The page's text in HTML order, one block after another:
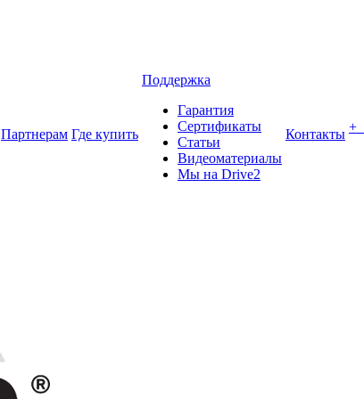
Партнерам Где купить
Поддержка
Гарантия
Сертификаты
Статьи
Видеоматериалы
Мы на Drive2
Контакты +